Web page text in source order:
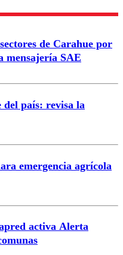
de Carahue por
mensajería SAE
del país: revisa la
emergencia agrícola
activa Alerta